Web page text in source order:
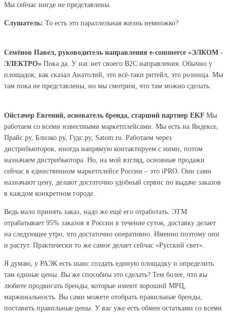
Мы сейчас нигде не представлены.
Слушатель: То есть это параллельная жизнь немножко?
Семёнов Павел, руководитель направления e-commerce «ЭЛКОМ -
ЭЛЕКТРО» Пока да. У нас нет своего В2С направления. Обычно у
площадок, как сказал Анатолий, это всё-таки ритейл, это розница. Мы
там пока не представлены, но мы смотрим, что там можно сделать.
Ойстачер Евгений, основатель бренда, старший партнер EKF Мы
работаем со всеми известными маркетплейсами. Мы есть на Яндексе,
Прайс.ру, Близко.ру, Гудс.ру, Satom.ru. Работаем через
дистрибьюторов, иногда напрямую контактируем с ними, потом
назначаем дистрибьютора. Но, на мой взгляд, основные продажи
сейчас в единственном маркетплейсе России – это iPRO. Они сами
назначают цену, делают достаточно удобный сервис по выдаче заказов
в каждом конкретном городе.
Ведь мало принять заказ, надо же ещё его отработать. ЭТМ
отрабатывает 95% заказов в России в течение суток, доставку делает
на следующее утро, что достаточно оперативно. Именно поэтому они
и растут. Практически то же самое делает сейчас «Русский свет».
Я думаю, у РАЭК есть шанс создать единую площадку и определить
там единые цены. Вы же способны это сделать? Тем более, что вы
любите продвигать бренды, которые имеют хороший МРЦ,
маржинальность. Вы сами можете отобрать правильные бренды,
поставить правильные цены. У вас уже есть обмен остатками со всеми